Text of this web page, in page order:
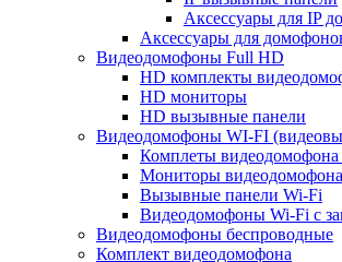
Аксессуары для IP
Аксессуары для
Видеодомофоны Full HD
HD комплекты
HD мониторы
HD вызывные панели
Видеодомофоны WI-FI
Комплеты видеодомофона
Мониторы
Вызывные панели Wi-Fi
Видеодомофоны Wi-Fi с
Видеодомофоны беспроводные
Комплект видеодомофона